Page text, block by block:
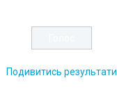
Подивитись результати